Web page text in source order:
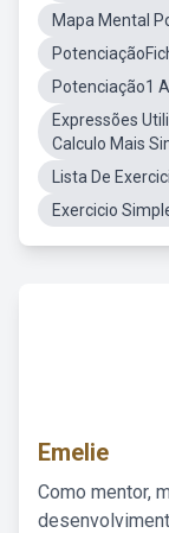
Mapa Mental
Potenciação1
Expressões
Calculo Mais
Lista De
Exercicio
Emelie
Como mentor,